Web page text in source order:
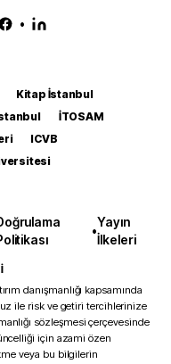
•
Kitap İstanbul
İTOSAM
ICVB
•
Yayın
İlkeleri
danışmanlığı kapsamında
ile risk ve getiri tercihlerinize
sözleşmesi çerçevesinde
için azami özen
veya bu bilgilerin